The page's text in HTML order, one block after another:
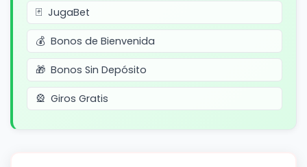
JugaBet
Bonos de Bienvenida
Bonos Sin Depósito
Giros Gratis